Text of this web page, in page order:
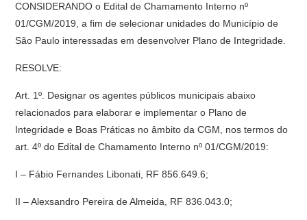
CONSIDERANDO o Edital de Chamamento Interno nº
01/CGM/2019, a fim de selecionar unidades do Município de
São Paulo interessadas em desenvolver Plano de Integridade.
RESOLVE:
Art. 1º. Designar os agentes públicos municipais abaixo
relacionados para elaborar e implementar o Plano de
Integridade e Boas Práticas no âmbito da CGM, nos termos do
art. 4º do Edital de Chamamento Interno nº 01/CGM/2019:
I – Fábio Fernandes Libonati, RF 856.649.6;
II – Alexsandro Pereira de Almeida, RF 836.043.0;